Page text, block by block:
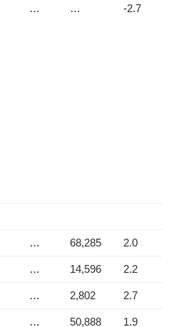
… … -2.7
… 68,285 2.0
… 14,596 2.2
… 2,802 2.7
… 50,888 1.9